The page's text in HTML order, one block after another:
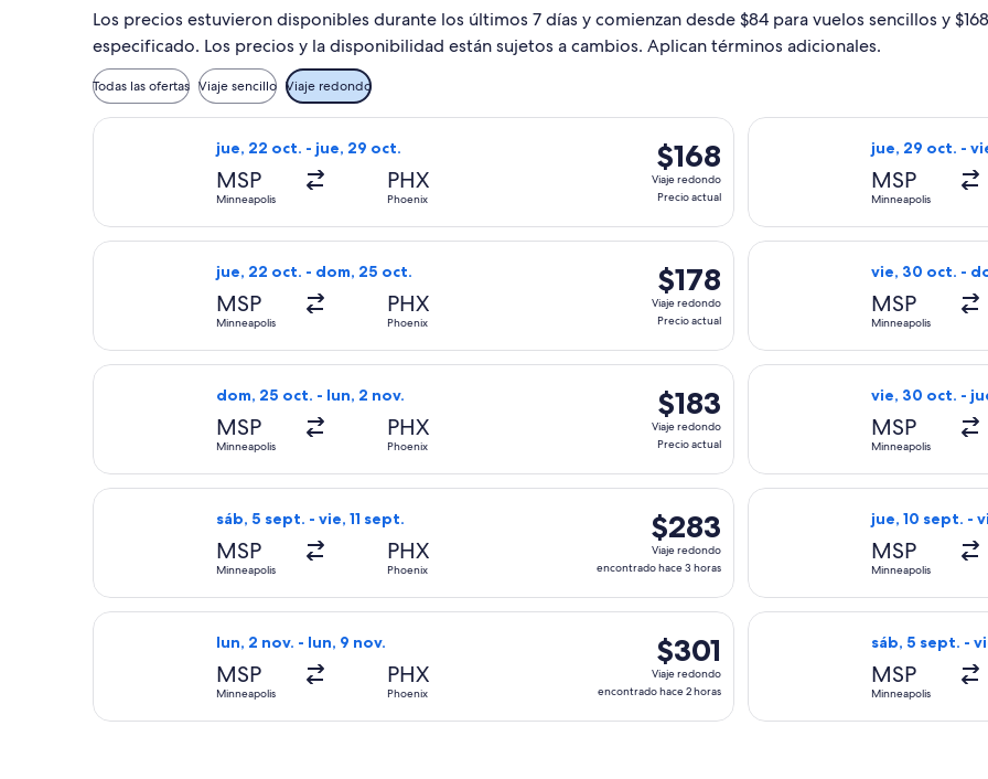
Los precios estuvieron disponibles durante los últimos 7 días y comienzan desde $84 para vuelos sencillos y
especificado. Los precios y la disponibilidad están sujetos a cambios. Aplican términos adicionales.
Todas las ofertas Viaje sencillo Viaje redondo
jue, 22 oct. - jue, 29 oct.
MSP
Minneapolis
PHX
Phoenix
$168
Viaje
redondo,
actual
$168
Viaje redondo
Precio actual
Seleccionar vuelo de Frontier Airlines, con salida el jue, 22 oct. desde Minneapolis hacia Phoenix,
jue, 29 oct. -
MSP
Minneapolis
Seleccionar
jue, 22 oct. - dom, 25 oct.
MSP
Minneapolis
PHX
Phoenix
$178
Viaje
redondo,
actual
$178
Viaje redondo
Precio actual
Seleccionar vuelo de Frontier Airlines, con salida el jue, 22 oct. desde Minneapolis hacia Phoenix,
vie, 30 oct. -
MSP
Minneapolis
Seleccionar
dom, 25 oct. - lun, 2 nov.
MSP
Minneapolis
PHX
Phoenix
$183
Viaje
redondo,
actual
$183
Viaje redondo
Precio actual
Seleccionar vuelo de Frontier Airlines, con salida el dom, 25 oct. desde Minneapolis hacia
vie, 30 oct. -
MSP
Minneapolis
Seleccionar
sáb, 5 sept. - vie, 11 sept.
MSP
Minneapolis
PHX
Phoenix
$283
Viaje
redondo,
encontrado
hace
horas
$283
Viaje redondo
encontrado hace 3 horas
Seleccionar vuelo de Delta, con salida el sáb, 5 sept. desde Minneapolis hacia Phoenix, con
jue, 10 sept. -
MSP
Minneapolis
Seleccionar
lun, 2 nov. - lun, 9 nov.
MSP
Minneapolis
PHX
Phoenix
$301
Viaje
redondo,
encontrado
$301
Viaje redondo
encontrado hace 2 horas
Seleccionar vuelo de Southwest Airlines, con salida el lun, 2 nov. desde Minneapolis hacia
sáb, 5 sept. -
MSP
Minneapolis
Seleccionar